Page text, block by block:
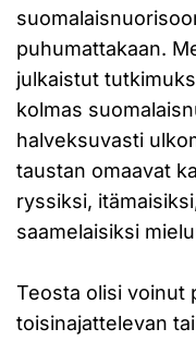
puhumattakaan.
julkaistut
kolmas
halveksuvasti
taustan omaavat
ryssiksi,
saamelaisiksi
Teosta olisi voinut
toisinajattelevan